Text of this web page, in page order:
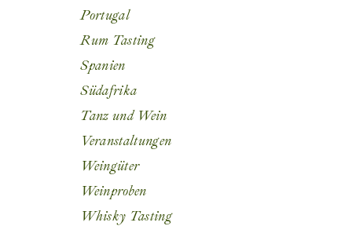
Portugal
Rum Tasting
Spanien
Südafrika
Tanz und Wein
Veranstaltungen
Weingüter
Weinproben
Whisky Tasting